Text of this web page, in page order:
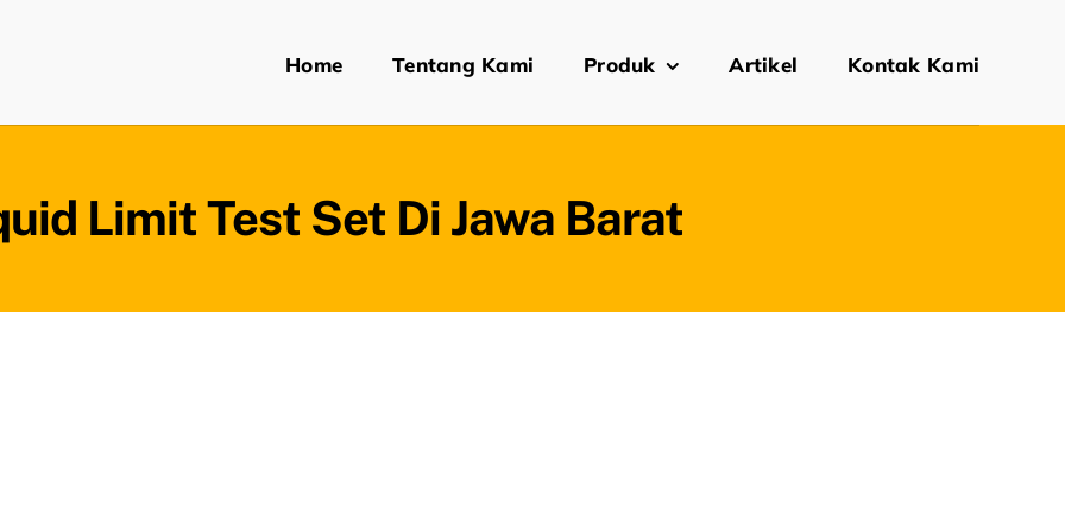
Home Tentang Kami Produk Artikel Kontak Kami
Limit Test Set Di Jawa Barat